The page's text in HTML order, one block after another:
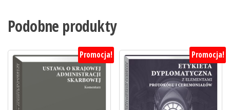
Podobne produkty
Promocja! Promocja!